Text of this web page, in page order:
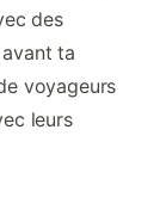
des
ta
voyageurs
leurs